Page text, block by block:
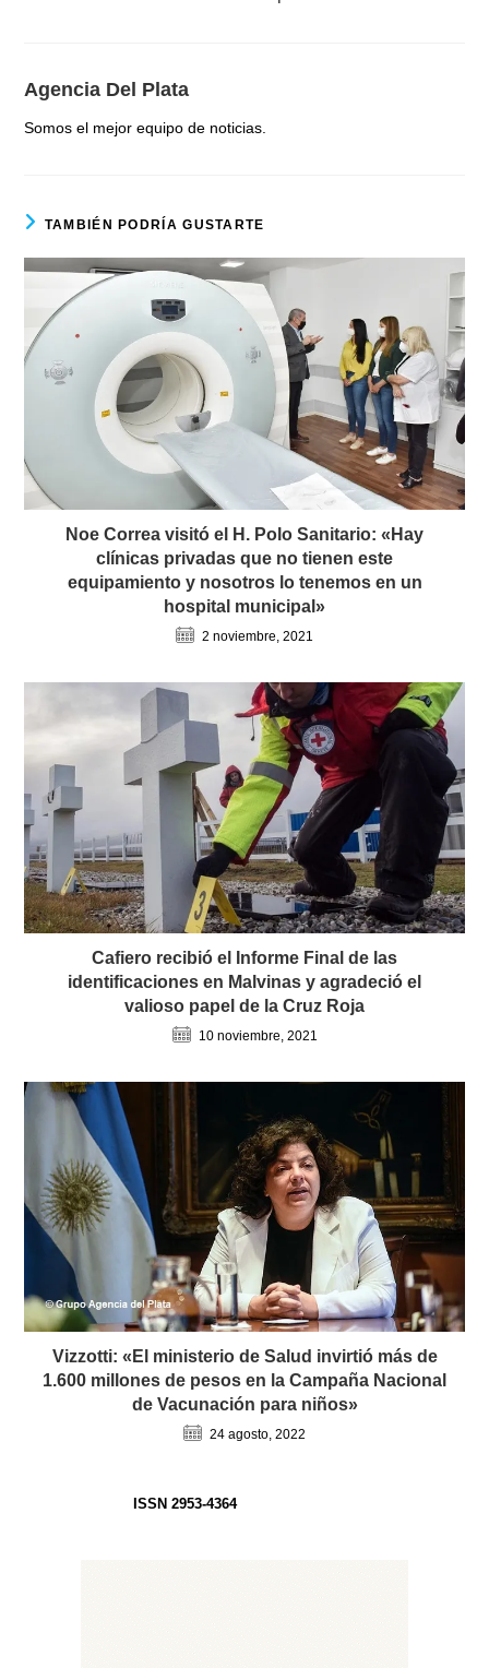
Agencia Del Plata
Somos el mejor equipo de noticias.
TAMBIÉN PODRÍA GUSTARTE
Noe Correa visitó el H. Polo Sanitario: «Hay
clínicas privadas que no tienen este
equipamiento y nosotros lo tenemos en un
hospital municipal»
2 noviembre, 2021
Cafiero recibió el Informe Final de las
identificaciones en Malvinas y agradeció el
valioso papel de la Cruz Roja
10 noviembre, 2021
Vizzotti: «El ministerio de Salud invirtió más de
1.600 millones de pesos en la Campaña Nacional
de Vacunación para niños»
24 agosto, 2022
ISSN 2953-4364